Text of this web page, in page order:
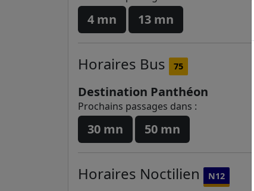
4 mn 13 mn
Horaires Bus 75
Destination Panthéon
Prochains passages dans :
30 mn 50 mn
Horaires Noctilien N12